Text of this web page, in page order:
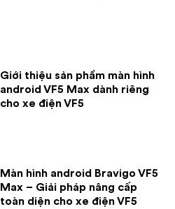
Giới thiệu sản phẩm màn hình
android VF5 Max dành riêng
cho xe điện VF5
Màn hình android Bravigo VF5
Max – Giải pháp nâng cấp
toàn diện cho xe điện VF5